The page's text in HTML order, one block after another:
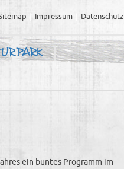
Impressum Datenschutz
ein buntes Programm im